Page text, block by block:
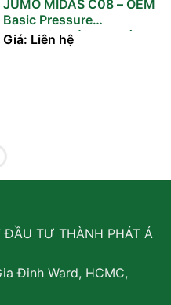
JUMO MIDAS C08 – OEM
Basic Pressure
Transmitter (401002)
Giá: Liên hệ
ĐẦU TƯ THÀNH PHÁT Á
Đinh Ward, HCMC,